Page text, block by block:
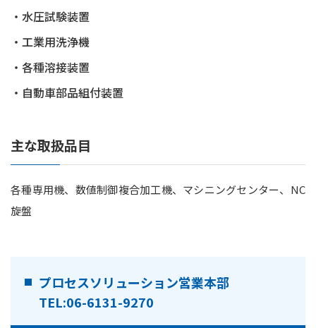
・水圧試験装置
・工業用洗浄機
・各種溶接装置
・自動車部品組付装置
主な取扱品目
各種専用機、数値制御複合加工機、マシニングセンター、NC
旋盤
プロセスソリューション営業本部
TEL:06-6131-9270